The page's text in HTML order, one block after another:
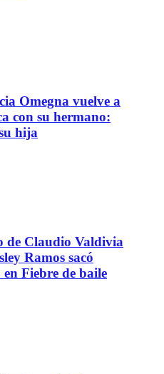
Omegna vuelve a
con su hermano:
hija
de Claudio Valdivia
Ramos sacó
Fiebre de baile